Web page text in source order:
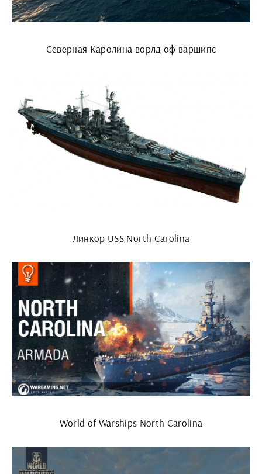
Северная Каролина ворлд оф варшипс
Линкор USS North Carolina
World of Warships North Carolina